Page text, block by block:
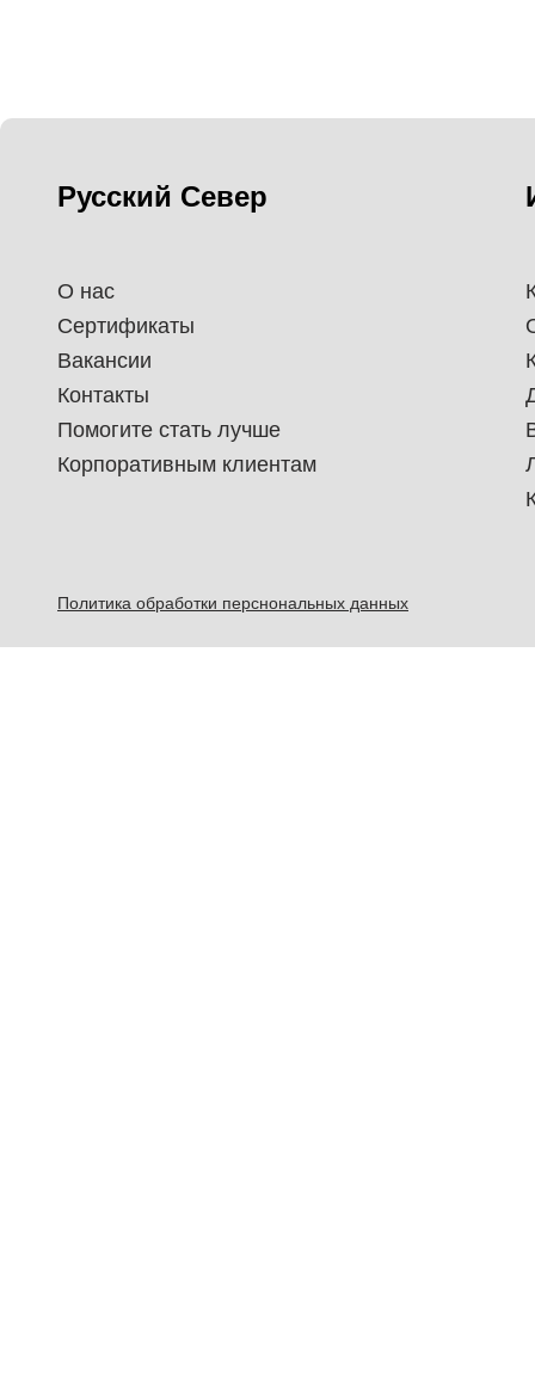
Русский Север
О нас
Сертификаты
Вакансии
Контакты
Помогите стать лучше
Корпоративным клиентам
Политика обработки перснональных данных